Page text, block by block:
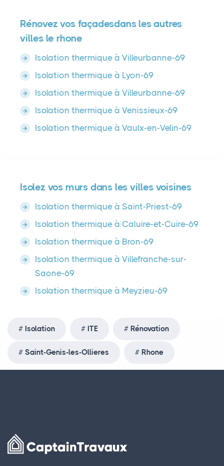
Rénovez vos façadesdans les autres
villes le rhone
Isolation thermique à Villeurbanne-69
Isolation thermique à Lyon-69
Isolation thermique à Villeurbanne-69
Isolation thermique à Venissieux-69
Isolation thermique à Vaulx-en-Velin-69
Isolez vos murs dans les villes voisines
Isolation thermique à Saint-Priest-69
Isolation thermique à Caluire-et-Cuire-69
Isolation thermique à Bron-69
Isolation thermique à Villefranche-sur-
Saone-69
Isolation thermique à Meyzieu-69
Isolation ITE Rénovation
Saint-Genis-les-Ollieres Rhone